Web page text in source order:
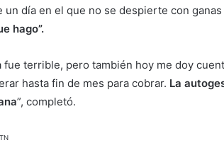
un día en el que no se despierte con
hago”.
fue terrible, pero también hoy me doy
hasta fin de mes para cobrar. La
”, completó.